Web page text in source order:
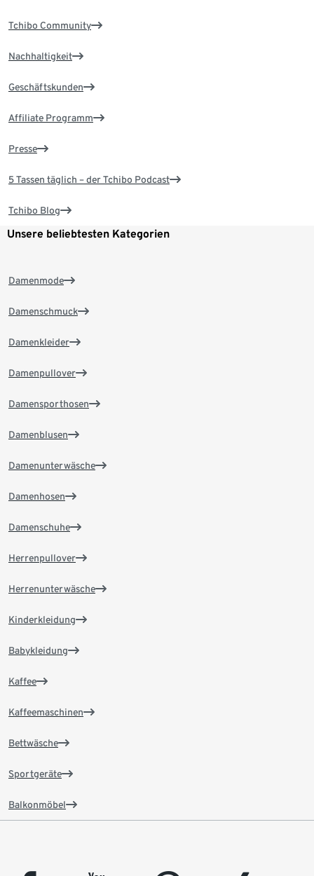
Tchibo Community
Nachhaltigkeit
Geschäftskunden
Affiliate Programm
Presse
5 Tassen täglich – der Tchibo Podcast
Tchibo Blog
Unsere beliebtesten Kategorien
Damenmode
Damenschmuck
Damenkleider
Damenpullover
Damensporthosen
Damenblusen
Damenunterwäsche
Damenhosen
Damenschuhe
Herrenpullover
Herrenunterwäsche
Kinderkleidung
Babykleidung
Kaffee
Kaffeemaschinen
Bettwäsche
Sportgeräte
Balkonmöbel